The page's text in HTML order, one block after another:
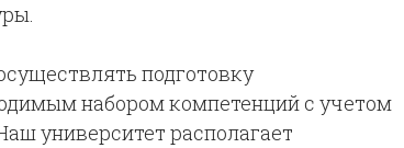
подготовку
набором компетенций с учетом
университет располагает